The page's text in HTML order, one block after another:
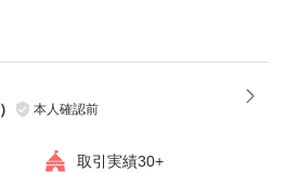
） 本人確認前
取引実績30+